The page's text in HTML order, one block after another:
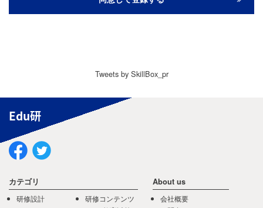
Tweets by SkillBox_pr
Edu研
カテゴリ
研修設計
研修コンテンツ
About us
会社概要